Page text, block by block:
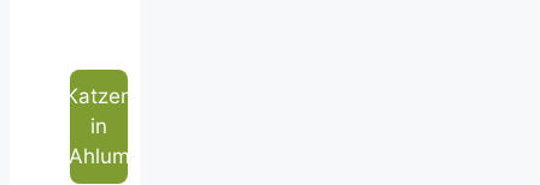
Katzen
in
Ahlum